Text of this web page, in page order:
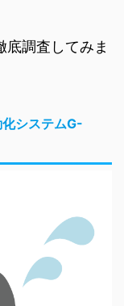
底調査してみま
システムG-